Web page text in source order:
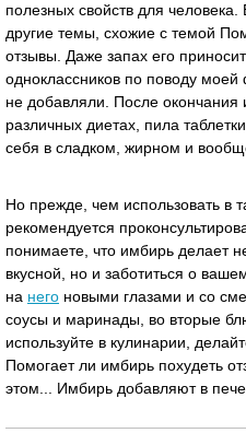
полезных свойств для
другие темы, схожие с темой
отзывы. Даже запах его
одноклассников по поводу
не добавляли. После окончания
различных диетах, пила
себя в сладком, жирном и
Но прежде, чем использовать в
рекомендуется
понимаете, что имбирь делает
вкусной, но и заботиться о
на него новыми глазами и со
соусы и маринады, во вторые
используйте в кулинарии,
Помогает ли имбирь похудеть
этом... Имбирь добавляют в